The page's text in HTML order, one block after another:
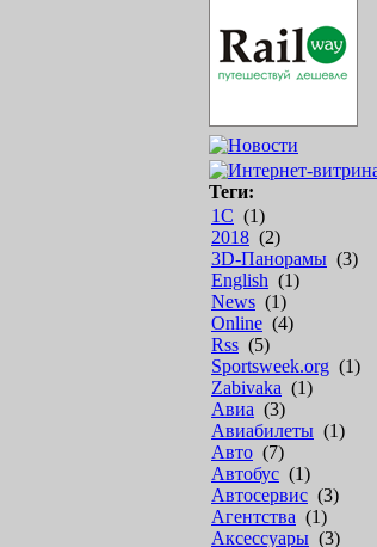
Теги:
1С (1)
2018 (2)
3D-Панорамы (3)
English (1)
News (1)
Online (4)
Rss (5)
Sportsweek.org (1)
Zabivaka (1)
Авиа (3)
Авиабилеты (1)
Авто (7)
Автобус (1)
Автосервис (3)
Агентства (1)
Аксессуары (3)